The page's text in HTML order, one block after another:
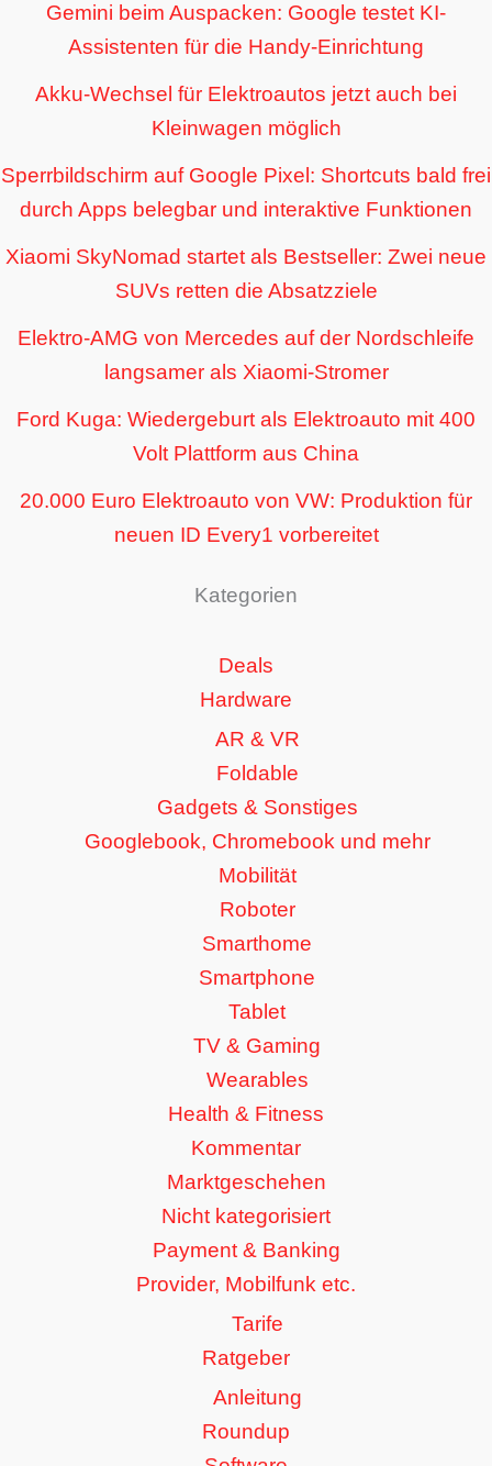
Gemini beim Auspacken: Google testet KI-
Assistenten für die Handy-Einrichtung
Akku-Wechsel für Elektroautos jetzt auch bei
Kleinwagen möglich
Sperrbildschirm auf Google Pixel: Shortcuts bald frei
durch Apps belegbar und interaktive Funktionen
Xiaomi SkyNomad startet als Bestseller: Zwei neue
SUVs retten die Absatzziele
Elektro-AMG von Mercedes auf der Nordschleife
langsamer als Xiaomi-Stromer
Ford Kuga: Wiedergeburt als Elektroauto mit 400
Volt Plattform aus China
20.000 Euro Elektroauto von VW: Produktion für
neuen ID Every1 vorbereitet
Kategorien
Deals
Hardware
AR & VR
Foldable
Gadgets & Sonstiges
Googlebook, Chromebook und mehr
Mobilität
Roboter
Smarthome
Smartphone
Tablet
TV & Gaming
Wearables
Health & Fitness
Kommentar
Marktgeschehen
Nicht kategorisiert
Payment & Banking
Provider, Mobilfunk etc.
Tarife
Ratgeber
Anleitung
Roundup